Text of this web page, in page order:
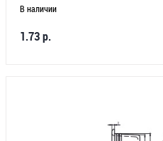
В наличии
1.73 р.